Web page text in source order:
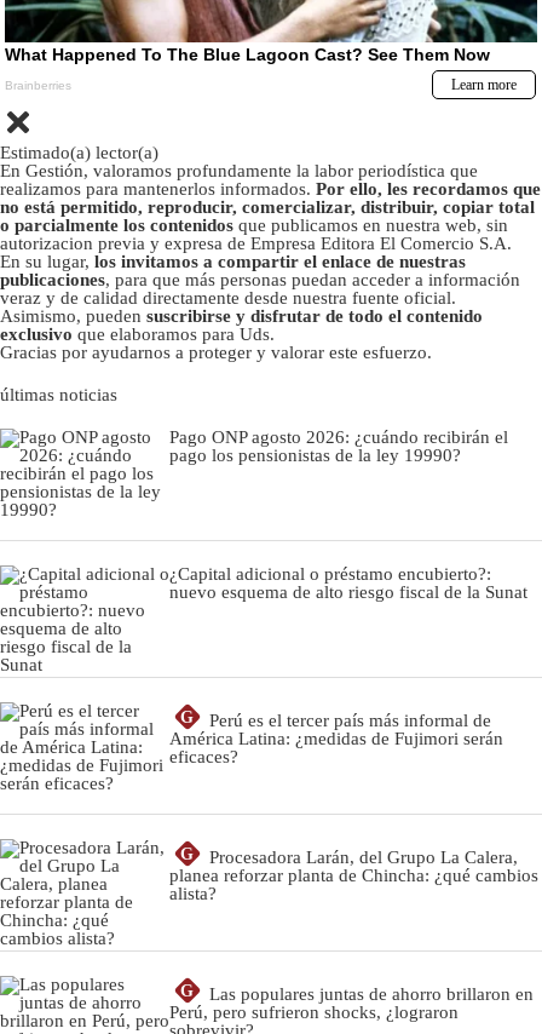
Estimado(a) lector(a)
En Gestión, valoramos profundamente la labor periodística que
realizamos para mantenerlos informados. Por ello, les recordamos que
no está permitido, reproducir, comercializar, distribuir, copiar total
o parcialmente los contenidos que publicamos en nuestra web, sin
autorizacion previa y expresa de Empresa Editora El Comercio S.A.
En su lugar, los invitamos a compartir el enlace de nuestras
publicaciones, para que más personas puedan acceder a información
veraz y de calidad directamente desde nuestra fuente oficial.
Asimismo, pueden suscribirse y disfrutar de todo el contenido
exclusivo que elaboramos para Uds.
Gracias por ayudarnos a proteger y valorar este esfuerzo.
últimas noticias
Pago ONP agosto 2026: ¿cuándo recibirán el
pago los pensionistas de la ley 19990?
¿Capital adicional o préstamo encubierto?:
nuevo esquema de alto riesgo fiscal de la Sunat
G
Perú es el tercer país más informal de
América Latina: ¿medidas de Fujimori serán
eficaces?
G
Procesadora Larán, del Grupo La Calera,
planea reforzar planta de Chincha: ¿qué cambios
alista?
G
Las populares juntas de ahorro brillaron en
Perú, pero sufrieron shocks, ¿lograron